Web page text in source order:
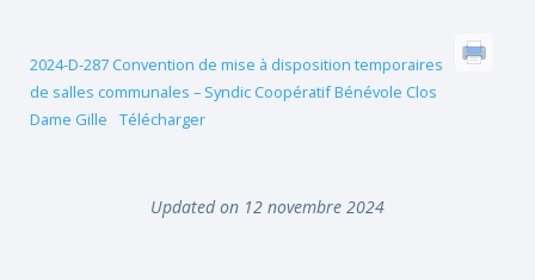
2024-D-287 Convention de mise à disposition temporaires
de salles communales – Syndic Coopératif Bénévole Clos
Dame Gille
Télécharger
Updated on 12 novembre 2024